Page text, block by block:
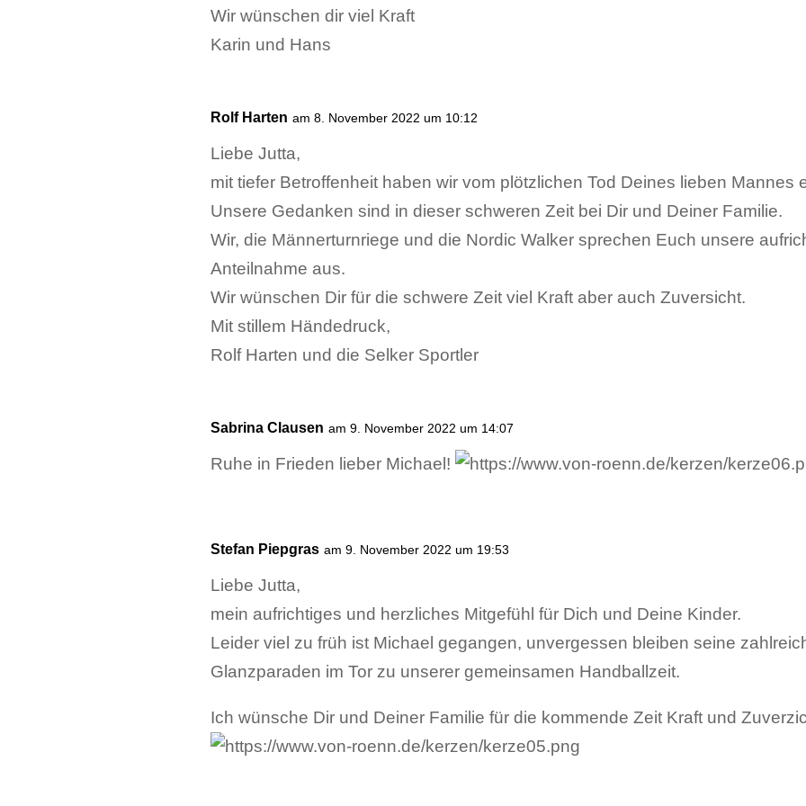
Wir wünschen dir viel Kraft
Karin und Hans
Rolf Harten am 8. November 2022 um 10:12
Liebe Jutta,
mit tiefer Betroffenheit haben wir vom plötzlichen Tod Deines lieben Mannes
Unsere Gedanken sind in dieser schweren Zeit bei Dir und Deiner Familie.
Wir, die Männerturnriege und die Nordic Walker sprechen Euch unsere
Anteilnahme aus.
Wir wünschen Dir für die schwere Zeit viel Kraft aber auch Zuversicht.
Mit stillem Händedruck,
Rolf Harten und die Selker Sportler
Sabrina Clausen am 9. November 2022 um 14:07
Ruhe in Frieden lieber Michael!
Stefan Piepgras am 9. November 2022 um 19:53
Liebe Jutta,
mein aufrichtiges und herzliches Mitgefühl für Dich und Deine Kinder.
Leider viel zu früh ist Michael gegangen, unvergessen bleiben seine
Glanzparaden im Tor zu unserer gemeinsamen Handballzeit.
Ich wünsche Dir und Deiner Familie für die kommende Zeit Kraft und